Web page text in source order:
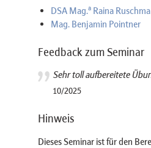
DSA Mag. aRaina
Mag. Benjamin Pointner
Feedback zum Seminar
Sehr toll aufbereitete
10/2025
Hinweis
Dieses Seminar ist für den